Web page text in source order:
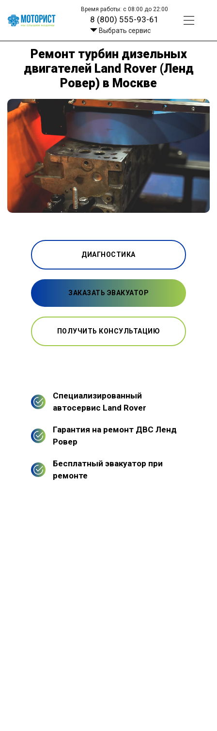
Время работы: с 08:00 до 22:00
8 (800) 555-93-61
Выбрать сервис
Ремонт турбин дизельных
двигателей Land Rover (Ленд
Ровер) в Москве
ДИАГНОСТИКА
ЗАКАЗАТЬ ЭВАКУАТОР
ПОЛУЧИТЬ КОНСУЛЬТАЦИЮ
Специализированный
автосервис Land Rover
Гарантия на ремонт ДВС Ленд
Ровер
Бесплатный эвакуатор при
ремонте